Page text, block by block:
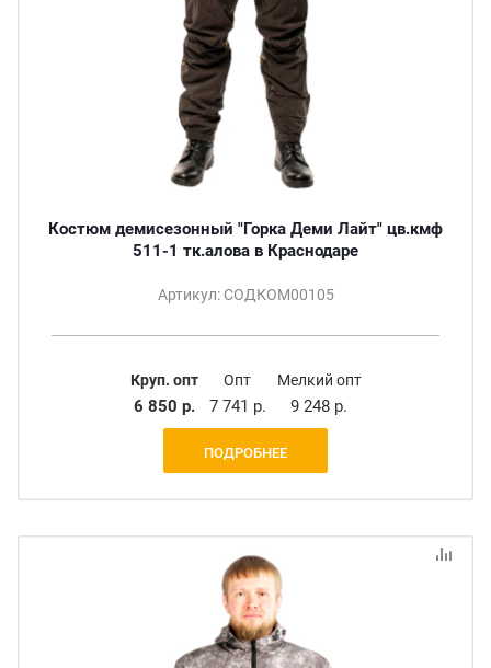
Костюм демисезонный "Горка Деми Лайт" цв.кмф
511-1 тк.алова в Краснодаре
Артикул: СОДКОМ00105
Круп. опт
6 850 р.
Опт
7 741 р.
Мелкий опт
9 248 р.
ПОДРОБНЕЕ